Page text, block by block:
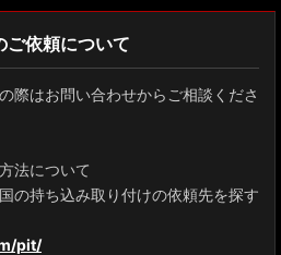
ご依頼について
際はお問い合わせからご相談くださ
法について
の持ち込み取り付けの依頼先を探す
pit/